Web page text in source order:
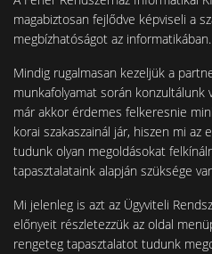
magabiztosan fejlődve képviseli a
megbízhatóságot az informatikában.
Mindig rugalmasan kezeljük a
munkafolyamat során
már akkor érdemes felkeresnie
korai szakaszainál jár, hiszen mi az
tudunk olyan megoldásokat
tapasztalataink alapján szüksége
Mi jelenleg is azt az Ügyviteli
előnyeit részletezzük az oldal
rengeteg tapasztalatot tudunk